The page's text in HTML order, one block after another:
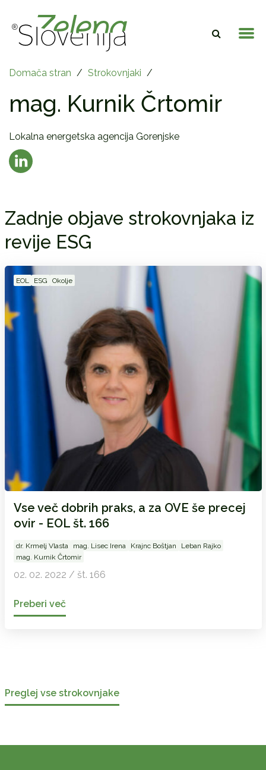
Domača stran / Strokovnjaki /
mag. Kurnik Črtomir
Lokalna energetska agencija Gorenjske
Zadnje objave strokovnjaka iz
revije ESG
EOL ESG Okolje
Vse več dobrih praks, a za OVE še precej
ovir - EOL št. 166
dr. Krmelj Vlasta mag. Lisec Irena Krajnc Boštjan
Leban Rajko
mag. Kurnik Črtomir
02. 02. 2022 / št. 166
Preberi več
Preglej vse strokovnjake